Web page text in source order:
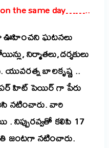
on the same day……..
ఊహించని ఘటనలు
నిర్మాతలు,దర్శకులు
యువరత్న బాలకృష్ణ ..
హిట్ పెయిర్ గా పేరు
నటించారు. వారి
కలిపి 17
నటించారు.